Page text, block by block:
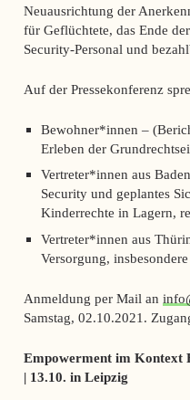
Neuausrichtung der
für Geflüchtete, das Ende
Security-Personal und
Auf der Pressekonferenz
Bewohner*innen –
Erleben der
Vertreter*innen aus
Security und geplantes
Kinderrechte in Lagern,
Vertreter*innen aus
Versorgung,
Anmeldung per Mail an
Samstag, 02.10.2021.
Empowerment im Kontext
| 13.10. in Leipzig